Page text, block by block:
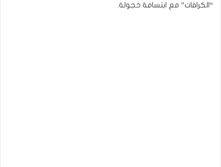
“الكرافات” مع ابتسامة خجولة.